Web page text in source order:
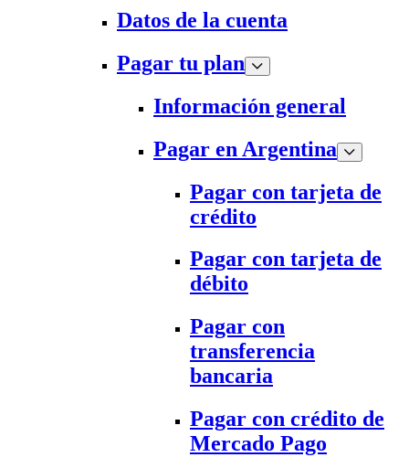
Datos de la cuenta
Pagar tu plan
Información general
Pagar en Argentina
Pagar con tarjeta de
crédito
Pagar con tarjeta de
débito
Pagar con
transferencia
bancaria
Pagar con crédito de
Mercado Pago